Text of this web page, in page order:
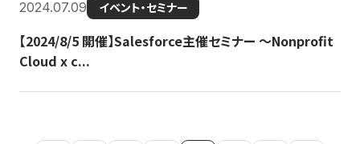
2024.07.09 イベント・セミナー
【2024/8/5 開催】Salesforce主催セミナー 〜Nonprofit
Cloud x c...